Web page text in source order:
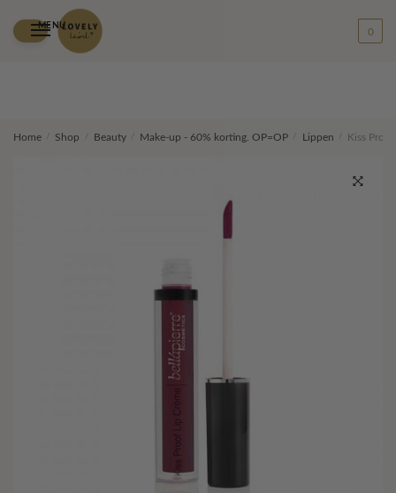
MENU
0
Home Shop Beauty Make-up - 60% korting. OP=OP / Lippen / Kiss